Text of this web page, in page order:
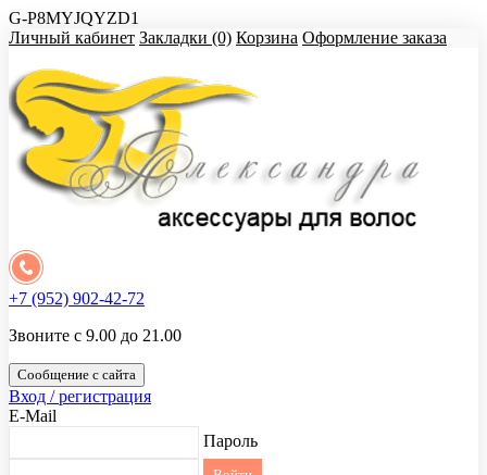
G-P8MYJQYZD1
Личный кабинет Закладки (0) Корзина Оформление заказа
+7 (952) 902-42-72
Звоните с 9.00 до 21.00
Сообщение с сайта
Вход / регистрация
E-Mail
Пароль